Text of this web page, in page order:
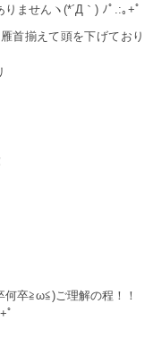
ませんヽ(*´Д｀) ﾉﾟ.:｡+ﾟ
首揃えて頭を下げており
何卒≧ω≦)ご理解の程！！
ﾟ